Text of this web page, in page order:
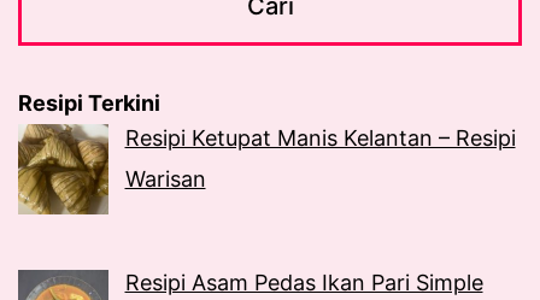
Resipi Terkini
Resipi Ketupat Manis Kelantan – Resipi
Warisan
Resipi Asam Pedas Ikan Pari Simple